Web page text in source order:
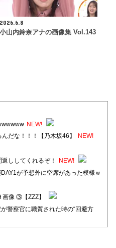
2026.6.8
小山内鈴奈アナの画像集 Vol.143
NEW!
だな！！！【乃木坂46】
NEW!
ししてくれるぞ！
NEW!
が予想外に空席があった模様ｗ
画像 ③【ZZZ】
警察官に職質された時の“回避方